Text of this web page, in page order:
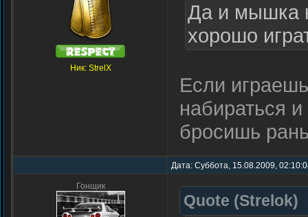
Ник: StrelX
Да и мышка
хорошо
Если
набираться
бросишь
Дата: Суббота, 15.08.2009,
Гонщик
Quote (Strelok)